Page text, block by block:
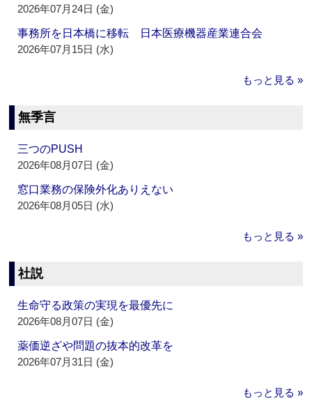
2026年07月24日 (金)
事務所を日本橋に移転 日本医療機器産業連合会
2026年07月15日 (水)
もっと見る »
無季言
三つのPUSH
2026年08月07日 (金)
窓口業務の保険外化ありえない
2026年08月05日 (水)
もっと見る »
社説
生命守る政策の実現を最優先に
2026年08月07日 (金)
薬価逆ざや問題の抜本的改革を
2026年07月31日 (金)
もっと見る »